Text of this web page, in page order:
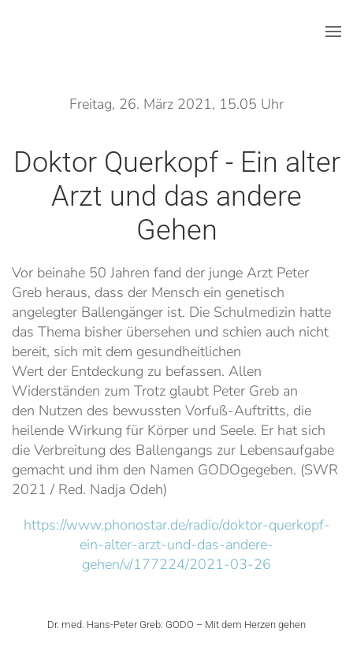
Freitag, 26. März 2021, 15.05 Uhr
Doktor Querkopf - Ein alter
Arzt und das andere
Gehen
Vor beinahe 50 Jahren fand der junge Arzt Peter
Greb heraus, dass der Mensch ein genetisch
angelegter Ballengänger ist. Die Schulmedizin hatte
das Thema bisher übersehen und schien auch nicht
bereit, sich mit dem gesundheitlichen
Wert der Entdeckung zu befassen. Allen
Widerständen zum Trotz glaubt Peter Greb an
den Nutzen des bewussten Vorfuß-Auftritts, die
heilende Wirkung für Körper und Seele. Er hat sich
die Verbreitung des Ballengangs zur Lebensaufgabe
gemacht und ihm den Namen GODOgegeben. (SWR
2021 / Red. Nadja Odeh)
https://www.phonostar.de/radio/doktor-querkopf-
ein-alter-arzt-und-das-andere-
gehen/v/177224/2021-03-26
Dr. med. Hans-Peter Greb: GODO – Mit dem Herzen gehen